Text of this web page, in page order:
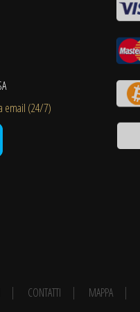
email (24/7)
CONTATTI
MAPPA